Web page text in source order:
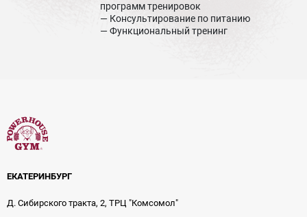
программ тренировок
— Консультирование по питанию
— Функциональный тренинг
ЕКАТЕРИНБУРГ
Д. Сибирского тракта, 2, ТРЦ "Комсомол"